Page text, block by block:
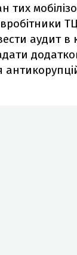
тих
аудит в